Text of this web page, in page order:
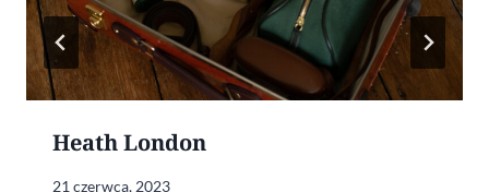
Heath London
21 czerwca, 2023